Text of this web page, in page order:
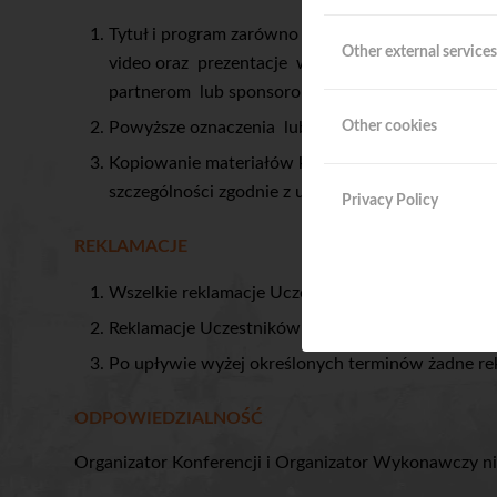
Other external services
Other cookies
Privacy Policy
Tytuł i program zarówno Konferencji jak i
video oraz prezentacje wykorzystywane w
partnerom lub sponsorom Konferencji i są
Powyższe oznaczenia lub materiały nie mogą
Kopiowanie materiałów konferencyjnych lub
szczególności zgodnie z ustawą z dnia 4 lutego
REKLAMACJE
Wszelkie reklamacje Uczestników wobec
Reklamacje Uczestników Konferencji mogą być
Po upływie wyżej określonych terminów żadne
ODPOWIEDZIALNOŚĆ
Organizator Konferencji i Organizator Wykonawczy